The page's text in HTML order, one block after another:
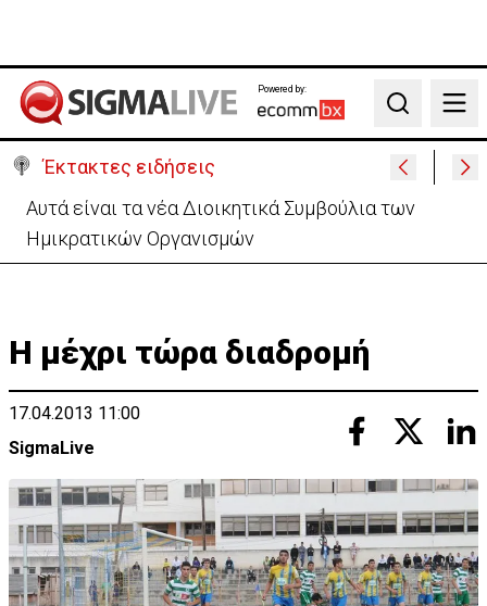
Powered by:
Search
Έκτακτες ειδήσεις
Αυτά είναι τα νέα Διοικητικά Συμβούλια των
Ημικρατικών Οργανισμών
Η μέχρι τώρα διαδρομή
17.04.2013 11:00
SigmaLive